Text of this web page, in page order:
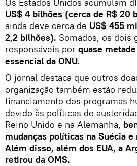
US$ 4 bilhões (cerca de R$ 20
ainda deve cerca de US$ 455
2,2 bilhões). Somados, os dois
responsáveis por quase
essencial da ONU.
O jornal destaca que outros
organização também estão
financiamento dos programas
devido às políticas de
Reino Unido e na Alemanha,
mudanças políticas na Suécia e
Além disso, além dos EUA, a
retirou da OMS.